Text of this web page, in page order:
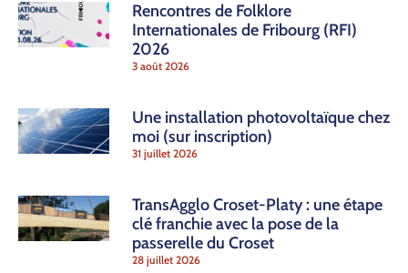
Rencontres de Folklore
Internationales de Fribourg (RFI)
2026
3 août 2026
Une installation photovoltaïque chez
moi (sur inscription)
31 juillet 2026
TransAgglo Croset-Platy : une étape
clé franchie avec la pose de la
passerelle du Croset
28 juillet 2026